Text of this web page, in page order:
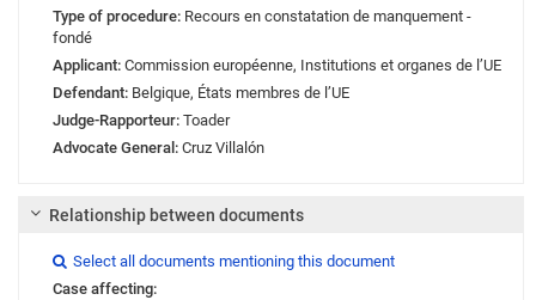
Type of procedure: Recours en constatation de manquement -
fondé
Applicant: Commission européenne, Institutions et organes de l’UE
Defendant: Belgique, États membres de l’UE
Judge-Rapporteur: Toader
Advocate General: Cruz Villalón
Relationship between documents
Link
 Select all documents mentioning this document
Case affecting: